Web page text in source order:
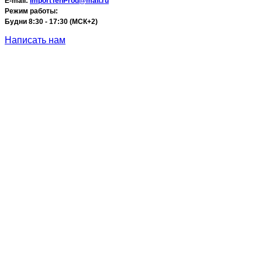
Режим работы:
Будни 8:30 - 17:30 (МСК+2)
Написать нам